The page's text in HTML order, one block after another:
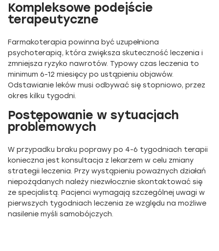
Kompleksowe podejście
terapeutyczne
Farmakoterapia powinna być uzupełniona
psychoterapią, która zwiększa skuteczność leczenia i
zmniejsza ryzyko nawrotów. Typowy czas leczenia to
minimum 6-12 miesięcy po ustąpieniu objawów.
Odstawianie leków musi odbywać się stopniowo, przez
okres kilku tygodni.
Postępowanie w sytuacjach
problemowych
W przypadku braku poprawy po 4-6 tygodniach terapii
konieczna jest konsultacja z lekarzem w celu zmiany
strategii leczenia. Przy wystąpieniu poważnych działań
niepożądanych należy niezwłocznie skontaktować się
ze specjalistą. Pacjenci wymagają szczególnej uwagi w
pierwszych tygodniach leczenia ze względu na możliwe
nasilenie myśli samobójczych.